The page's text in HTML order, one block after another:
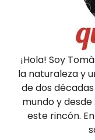
¡Hola! Soy
la naturaleza y
de dos
mundo y desde
este rincón. En